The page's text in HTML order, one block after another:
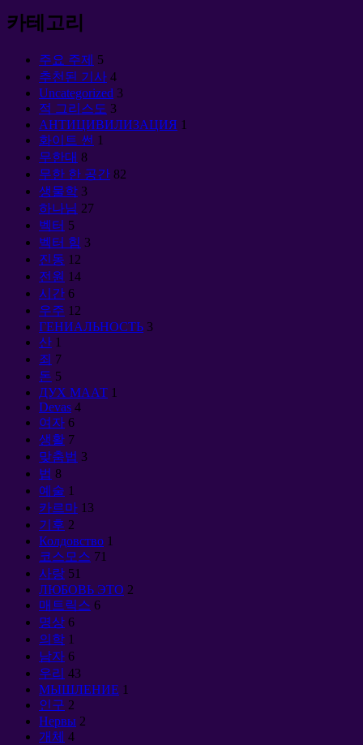
카테고리
주요 주제 5
추천된 기사 4
Uncategorized 3
적 그리스도 3
АНТИЦИВИЛИЗАЦИЯ 1
화이트 썬 1
무한대 8
무한 한 공간 82
생물학 3
하나님 27
벡터 5
벡터 힘 3
진동 12
전원 14
시간 6
우주 12
ГЕНИАЛЬНОСТЬ 3
산 1
죄 7
돈 5
ДУХ МААТ 1
Devas 4
여자 6
생활 7
맞춤법 3
법 8
예술 1
카르마 13
기후 2
Колдовство 1
코스모스 71
사랑 51
ЛЮБОВЬ ЭТО 2
매트릭스 6
명상 6
의학 1
남자 6
우리 43
МЫШЛЕНИЕ 1
인구 2
Нервы 2
개체 4